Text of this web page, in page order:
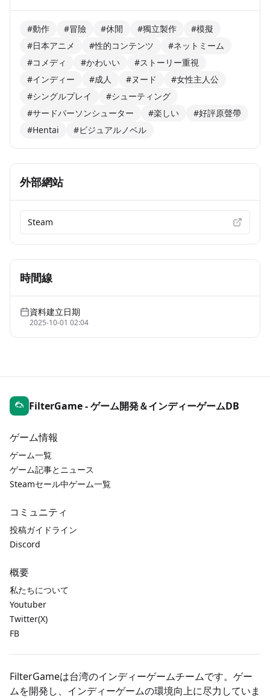
#動作 #冒險 #休閒 #獨立製作
#模擬
#日本アニメ
#性的コンテンツ
#ネットミーム
#コメディ
#かわいい
#ストーリー重視
#インディー
#成人 #ヌード
#女性主人公
#シングルプレイ
#シューティング
#サードパーソンシューター
#楽しい
#好評原聲帶
#Hentai
#ビジュアルノベル
外部網站
Steam
時間線
資料建立日期
2025-10-01 02:04
FilterGame - ゲーム開発＆インディーゲームDB
ゲーム情報
ゲーム一覧
ゲーム記事とニュース
Steamセール中ゲーム一覧
コミュニティ
投稿ガイドライン
Discord
概要
私たちについて
Youtuber
Twitter(X)
FB
FilterGameは台湾のインディーゲームチームです。ゲー
ムを開発し、インディーゲームの環境向上に尽力していま